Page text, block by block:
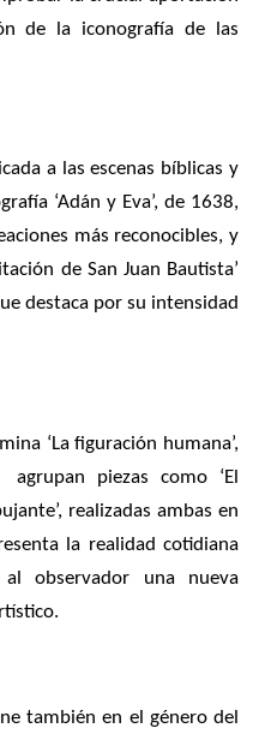
de la iconografía de las
a las escenas bíblicas y
‘Adán y Eva’, de 1638,
más reconocibles, y
de San Juan Bautista’
destaca por su intensidad
‘La figuración humana’,
piezas como ‘El
realizadas ambas en
la realidad cotidiana
al observador una nueva
también en el género del